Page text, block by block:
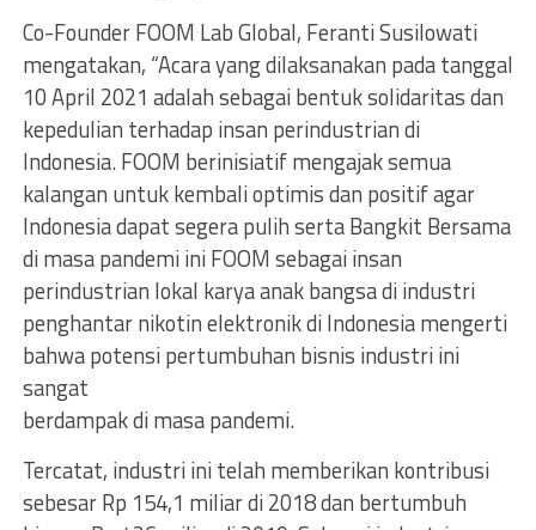
Co-Founder FOOM Lab Global, Feranti Susilowati
mengatakan, “Acara yang dilaksanakan pada tanggal
10 April 2021 adalah sebagai bentuk solidaritas dan
kepedulian terhadap insan perindustrian di
Indonesia. FOOM berinisiatif mengajak semua
kalangan untuk kembali optimis dan positif agar
Indonesia dapat segera pulih serta Bangkit Bersama
di masa pandemi ini FOOM sebagai insan
perindustrian lokal karya anak bangsa di industri
penghantar nikotin elektronik di Indonesia mengerti
bahwa potensi pertumbuhan bisnis industri ini
sangat
berdampak di masa pandemi.
Tercatat, industri ini telah memberikan kontribusi
sebesar Rp 154,1 miliar di 2018 dan bertumbuh